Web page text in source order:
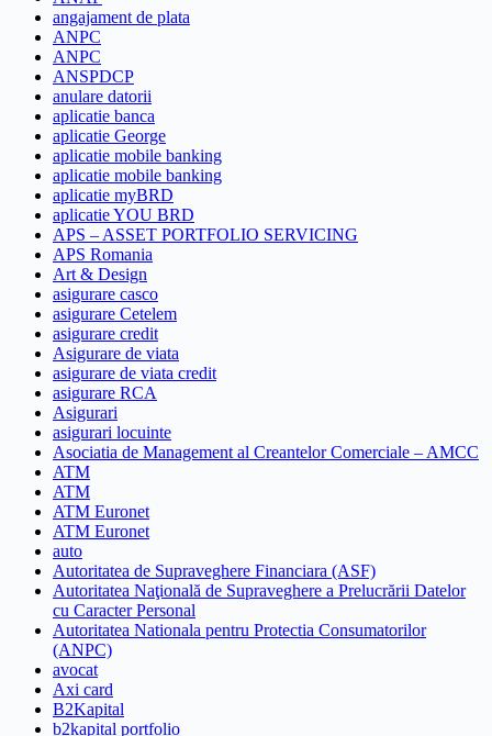
angajament de plata
ANPC
ANPC
ANSPDCP
anulare datorii
aplicatie banca
aplicatie George
aplicatie mobile banking
aplicatie mobile banking
aplicatie myBRD
aplicatie YOU BRD
APS – ASSET PORTFOLIO SERVICING
APS Romania
Art & Design
asigurare casco
asigurare Cetelem
asigurare credit
Asigurare de viata
asigurare de viata credit
asigurare RCA
Asigurari
asigurari locuinte
Asociatia de Management al Creantelor Comerciale – AMCC
ATM
ATM
ATM Euronet
ATM Euronet
auto
Autoritatea de Supraveghere Financiara (ASF)
Autoritatea Naţională de Supraveghere a Prelucrării Datelor
cu Caracter Personal
Autoritatea Nationala pentru Protectia Consumatorilor
(ANPC)
avocat
Axi card
B2Kapital
b2kapital portfolio